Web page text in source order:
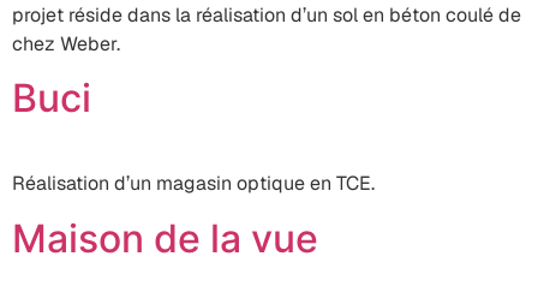
projet réside dans la réalisation d’un sol en béton coulé de
chez Weber.
Buci
Réalisation d’un magasin optique en TCE.
Maison de la vue